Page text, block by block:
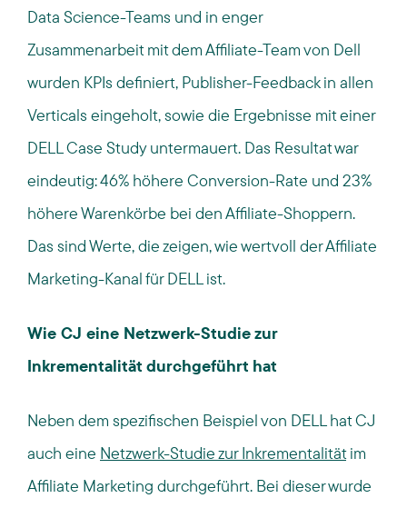
Data Science-Teams und in enger
Zusammenarbeit mit dem Affiliate-Team von Dell
wurden KPIs definiert, Publisher-Feedback in allen
Verticals eingeholt, sowie die Ergebnisse mit einer
DELL Case Study untermauert. Das Resultat war
eindeutig: 46% höhere Conversion-Rate und 23%
höhere Warenkörbe bei den Affiliate-Shoppern.
Das sind Werte, die zeigen, wie wertvoll der Affiliate
Marketing-Kanal für DELL ist.
Wie CJ eine Netzwerk-Studie zur
Inkrementalität durchgeführt hat
Neben dem spezifischen Beispiel von DELL hat CJ
auch eine Netzwerk-Studie zur Inkrementalitätim
Affiliate Marketing durchgeführt. Bei dieser wurde